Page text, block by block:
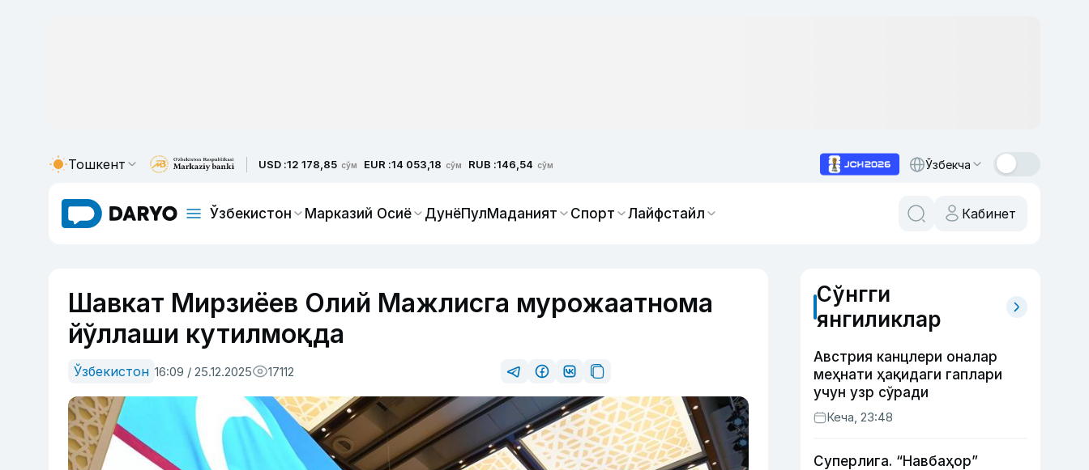
Тошкент USD :12 178,85 сўм EUR :14 053,18 сўм RUB :146,54 сўм Ўзбекча
Ўзбекистон Марказий Осиё ДунёПулМаданият Спорт Лайфстайл Кабинет
Шавкат Мирзиёев Олий Мажлисга мурожаатнома
йўллаши кутилмоқда
Ўзбекистон 16:09 / 25.12.2025 17112
Сўнгги
янгиликлар
Австрия канцлери оналар
меҳнати ҳақидаги гаплари
учун узр сўради
Кеча, 23:48
Суперлига. “Навбаҳор”